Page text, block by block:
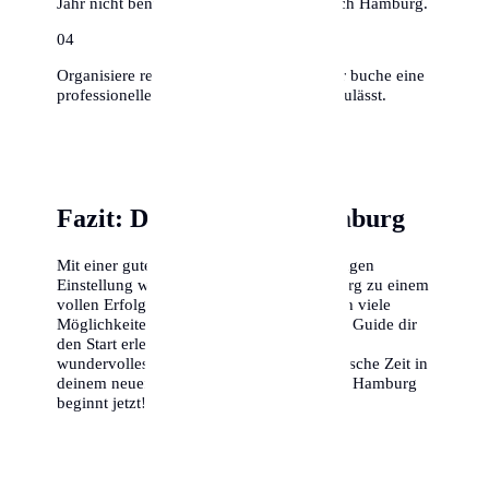
04
Organisiere rechtzeitig Umzugshelfer oder buche eine
professionelle Firma, falls das Budget es zulässt.
Fazit: Dein Erfolg in Hamburg
Mit einer guten Vorbereitung und der richtigen
Einstellung wird dein Umzug nach Hamburg zu einem
vollen Erfolg. Die Stadt bietet dir unendlich viele
Möglichkeiten, und wir hoffen, dass dieser Guide dir
den Start erleichtert. Wir wünschen dir ein
wundervolles Ankommen und eine fantastische Zeit in
deinem neuen Zuhause. Dein Abenteuer in Hamburg
beginnt jetzt!